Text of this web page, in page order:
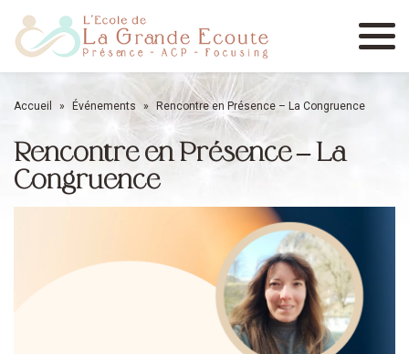
Menu
Accueil » Événements » Rencontre en Présence – La Congruence
Rencontre en Présence – La
Congruence